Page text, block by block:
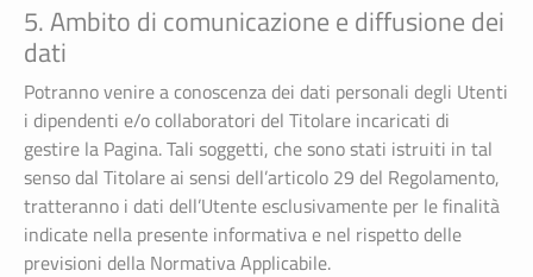
5. Ambito di comunicazione e diffusione dei
dati
Potranno venire a conoscenza dei dati personali degli Utenti
i dipendenti e/o collaboratori del Titolare incaricati di
gestire la Pagina. Tali soggetti, che sono stati istruiti in tal
senso dal Titolare ai sensi dell’articolo 29 del Regolamento,
tratteranno i dati dell’Utente esclusivamente per le finalità
indicate nella presente informativa e nel rispetto delle
previsioni della Normativa Applicabile.